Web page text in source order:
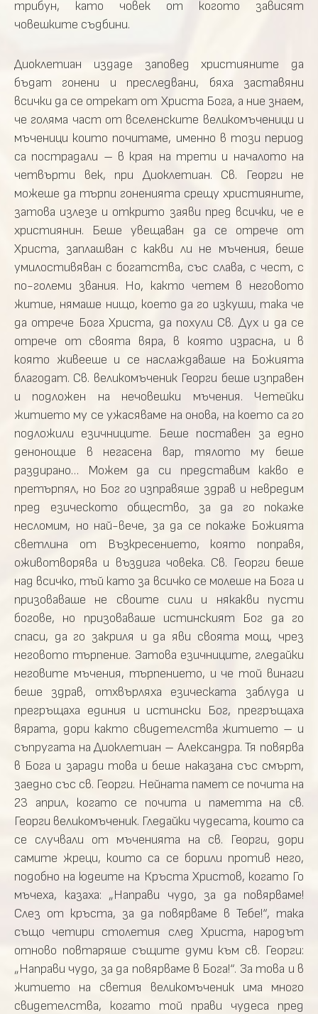
трибун, като човек от когото зависят
човешките съдбини.
Диоклетиан издаде заповед християните да
бъдат гонени и преследвани, бяха заставяни
всички да се отрекат от Христа Бога, а ние знаем,
че голяма част от вселенските великомъченици и
мъченици които почитаме, именно в този период
са пострадали – в края на трети и началото на
четвърти век, при Диоклетиан. Св. Георги не
можеше да търпи гоненията срещу християните,
затова излезе и открито заяви пред всички, че е
християнин. Беше увещаван да се отрече от
Христа, заплашван с какви ли не мъчения, беше
умилостивяван с богатства, със слава, с чест, с
по-големи звания. Но, както четем в неговото
житие, нямаше нищо, което да го изкуши, така че
да отрече Бога Христа, да похули Св. Дух и да се
отрече от своята вяра, в която израсна, и в
която живееше и се наслаждаваше на Божията
благодат. Св. великомъченик Георги беше изправен
и подложен на нечовешки мъчения. Четейки
житието му се ужасяваме на онова, на което са го
подложили езичниците. Беше поставен за едно
денонощие в негасена вар, тялото му беше
раздирано… Можем да си представим какво е
претърпял, но Бог го изправяше здрав и невредим
пред езическото общество, за да го покаже
несломим, но най-вече, за да се покаже Божията
светлина от Възкресението, която поправя,
оживотворява и въздига човека. Св. Георги беше
над всичко, тъй като за всичко се молеше на Бога и
призоваваше не своите сили и някакви пусти
богове, но призоваваше истинският Бог да го
спаси, да го закриля и да яви своята мощ, чрез
неговото търпение. Затова езичниците, гледайки
неговите мъчения, търпението, и че той винаги
беше здрав, отхвърляха езическата заблуда и
прегръщаха единия и истински Бог, прегръщаха
вярата, дори както свидетелства житието – и
съпругата на Диоклетиан – Александра. Тя повярва
в Бога и заради това и беше наказана със смърт,
заедно със св. Георги. Нейната памет се почита на
23 април, когато се почита и паметта на св.
Георги великомъченик. Гледайки чудесата, които са
се случвали от мъченията на св. Георги, дори
самите жреци, които са се борили против него,
подобно на юдеите на Кръста Христов, когато Го
мъчеха, казаха: „Направи чудо, за да повярваме!
Слез от кръста, за да повярваме в Тебе!“, така
също четири столетия след Христа, народът
отново повтаряше същите думи към св. Георги:
„Направи чудо, за да повярваме в Бога!“. За това и в
житието на светия великомъченик има много
свидетелства, когато той прави чудеса пред